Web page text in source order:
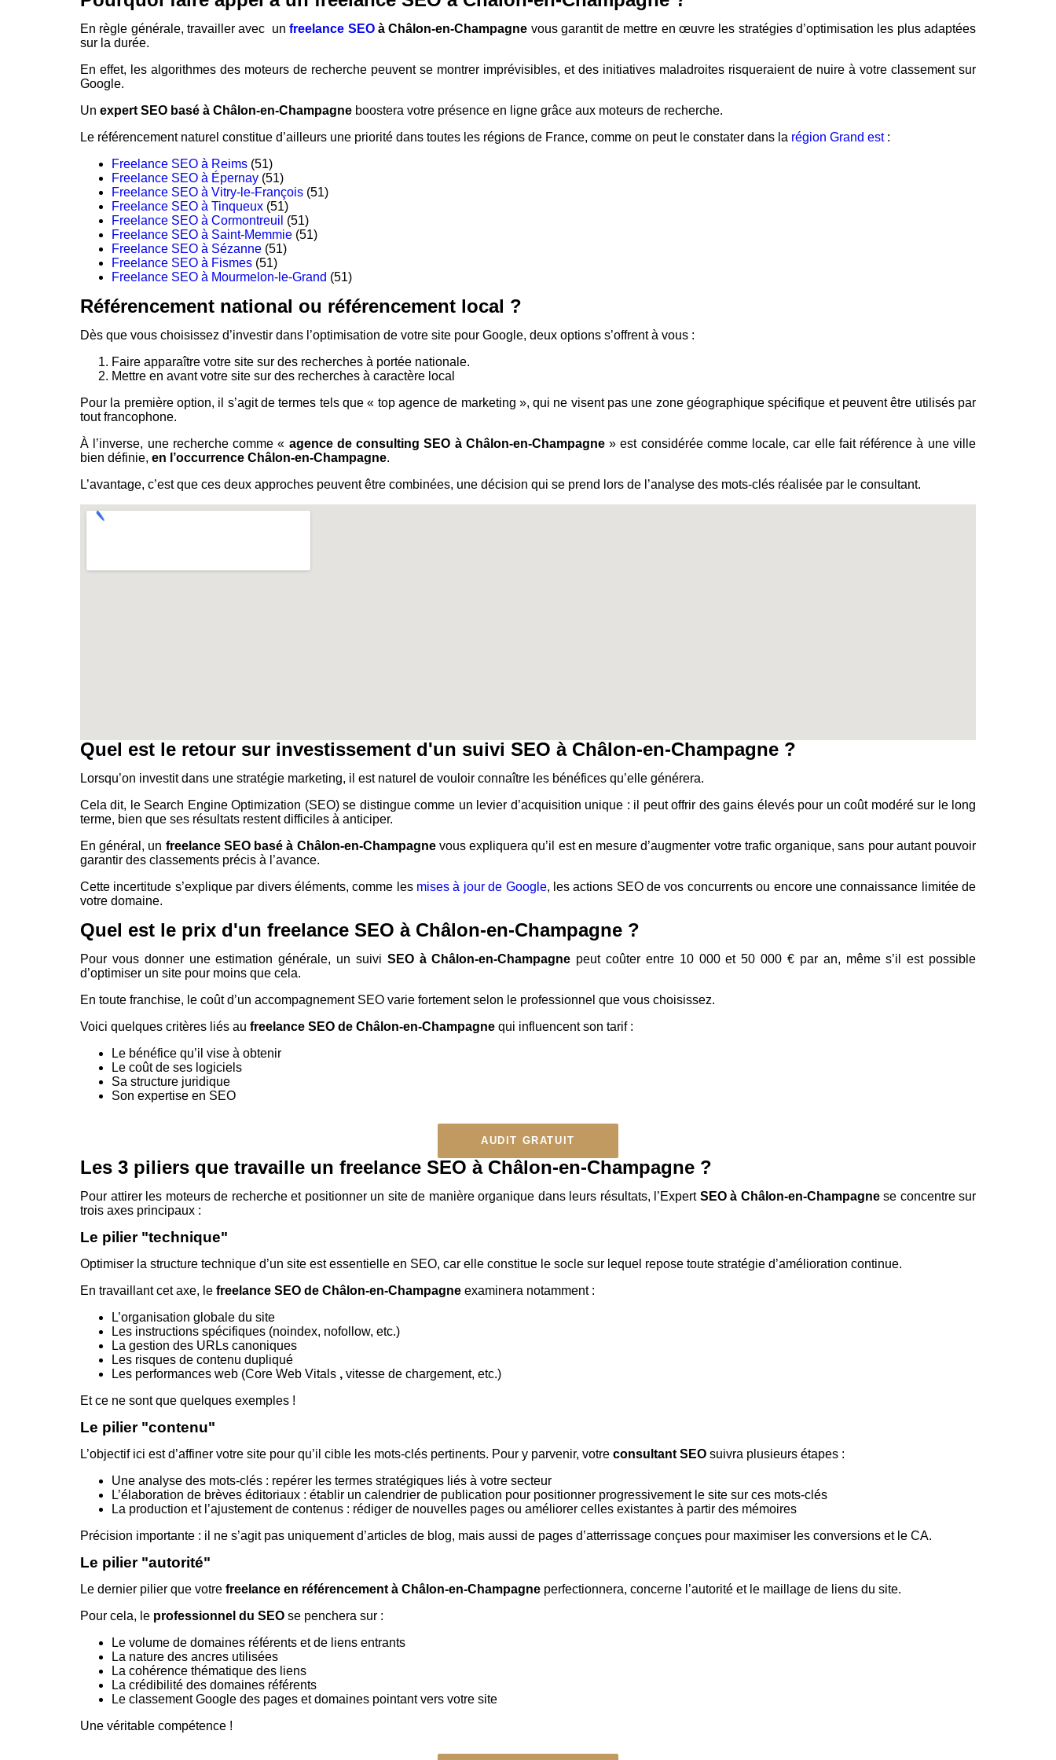
En règle générale, travailler avec unfreelance SEOà Châlon-en-Champagne vous garantit de mettre en œuvre les stratégies d’optimisation les plus adaptées
sur la durée.
En effet, les algorithmes des moteurs de recherche peuvent se montrer imprévisibles, et des initiatives maladroites risqueraient de nuire à votre classement sur
Google.
Un expert SEO basé à Châlon-en-Champagne boostera votre présence en ligne grâce aux moteurs de recherche.
Le référencement naturel constitue d’ailleurs une priorité dans toutes les régions de France, comme on peut le constater dans la région Grand est:
Freelance SEO à Reims (51)
Freelance SEO à Épernay (51)
Freelance SEO à Vitry-le-François (51)
Freelance SEO à Tinqueux (51)
Freelance SEO à Cormontreuil (51)
Freelance SEO à Saint-Memmie (51)
Freelance SEO à Sézanne (51)
Freelance SEO à Fismes (51)
Freelance SEO à Mourmelon-le-Grand (51)
Référencement national ou référencement local ?
Dès que vous choisissez d’investir dans l’optimisation de votre site pour Google, deux options s’offrent à vous :
Faire apparaître votre site sur des recherches à portée nationale.
Mettre en avant votre site sur des recherches à caractère local
Pour la première option, il s’agit de termes tels que « top agence de marketing », qui ne visent pas une zone géographique spécifique et peuvent être utilisés par
tout francophone.
À l’inverse, une recherche comme « agence de consulting SEO à Châlon-en-Champagne» est considérée comme locale, car elle fait référence à une ville
bien définie, en l’occurrence Châlon-en-Champagne.
L’avantage, c’est que ces deux approches peuvent être combinées, une décision qui se prend lors de l’analyse des mots-clés réalisée par le consultant.
Quel est le retour sur investissement d'un suivi SEO à Châlon-en-Champagne ?
Lorsqu’on investit dans une stratégie marketing, il est naturel de vouloir connaître les bénéfices qu’elle générera.
Cela dit, le Search Engine Optimization (SEO) se distingue comme un levier d’acquisition unique : il peut offrir des gains élevés pour un coût modéré sur le long
terme, bien que ses résultats restent difficiles à anticiper.
En général, un freelance SEO basé à Châlon-en-Champagnevous expliquera qu’il est en mesure d’augmenter votre trafic organique, sans pour autant pouvoir
garantir des classements précis à l’avance.
Cette incertitude s’explique par divers éléments, comme les mises à jour de Google, les actions SEO de vos concurrents ou encore une connaissance limitée de
votre domaine.
Quel est le prix d'un freelance SEO à Châlon-en-Champagne ?
Pour vous donner une estimation générale, un suivi SEO à Châlon-en-Champagne peut coûter entre 10 000 et 50 000 € par an, même s’il est possible
d’optimiser un site pour moins que cela.
En toute franchise, le coût d’un accompagnement SEO varie fortement selon le professionnel que vous choisissez.
Voici quelques critères liés au freelance SEO de Châlon-en-Champagne qui influencent son tarif :
Le bénéfice qu’il vise à obtenir
Le coût de ses logiciels
Sa structure juridique
Son expertise en SEO
AUDIT GRATUIT
Les 3 piliers que travaille un freelance SEO à Châlon-en-Champagne ?
Pour attirer les moteurs de recherche et positionner un site de manière organique dans leurs résultats, l’Expert SEO à Châlon-en-Champagnese concentre sur
trois axes principaux :
Le pilier "technique"
Optimiser la structure technique d’un site est essentielle en SEO, car elle constitue le socle sur lequel repose toute stratégie d’amélioration continue.
En travaillant cet axe, le freelance SEO de Châlon-en-Champagne examinera notamment :
L’organisation globale du site
Les instructions spécifiques (noindex, nofollow, etc.)
La gestion des URLs canoniques
Les risques de contenu dupliqué
Les performances web (Core Web Vitals , vitesse de chargement, etc.)
Et ce ne sont que quelques exemples !
Le pilier "contenu"
L’objectif ici est d’affiner votre site pour qu’il cible les mots-clés pertinents. Pour y parvenir, votre consultant SEO suivra plusieurs étapes :
Une analyse des mots-clés : repérer les termes stratégiques liés à votre secteur
L’élaboration de brèves éditoriaux : établir un calendrier de publication pour positionner progressivement le site sur ces mots-clés
La production et l’ajustement de contenus : rédiger de nouvelles pages ou améliorer celles existantes à partir des mémoires
Précision importante : il ne s’agit pas uniquement d’articles de blog, mais aussi de pages d’atterrissage conçues pour maximiser les conversions et le CA.
Le pilier "autorité"
Le dernier pilier que votre freelance en référencement à Châlon-en-Champagne perfectionnera, concerne l’autorité et le maillage de liens du site.
Pour cela, le professionnel du SEO se penchera sur :
Le volume de domaines référents et de liens entrants
La nature des ancres utilisées
La cohérence thématique des liens
La crédibilité des domaines référents
Le classement Google des pages et domaines pointant vers votre site
Une véritable compétence !